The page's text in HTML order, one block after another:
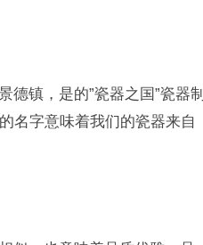
镇，是的”瓷器之国”瓷器制
名字意味着我们的瓷器来自